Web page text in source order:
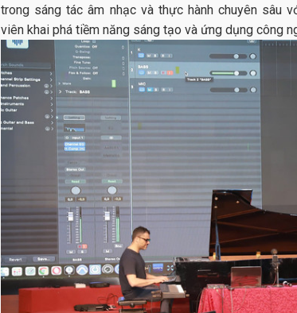
trong sáng tác âm nhạc và thực hành chuyên sâu
viên khai phá tiềm năng sáng tạo và ứng dụng công